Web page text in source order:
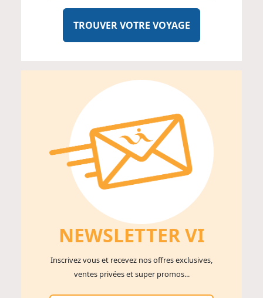
TROUVER VOTRE VOYAGE
NEWSLETTER VI
Inscrivez vous et recevez nos offres exclusives,
ventes privées et super promos...